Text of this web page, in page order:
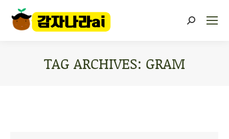
TAG ARCHIVES: GRAM